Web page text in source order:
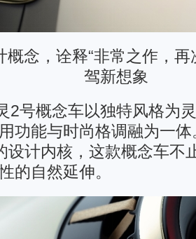
概念，诠释“非常之作，再
驾新想象
2号概念车以独特风格为
功能与时尚格调融为一体
设计内核，这款概念车不
的自然延伸。